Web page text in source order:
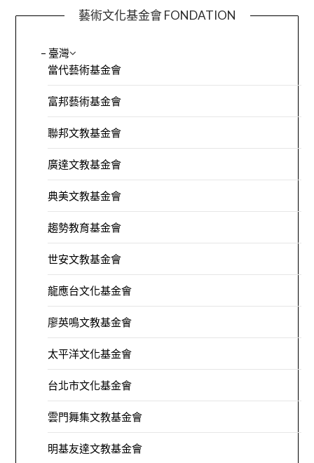
藝術文化基金會 FONDATION
– 臺灣
當代藝術基金會
富邦藝術基金會
聯邦文教基金會
廣達文教基金會
典美文教基金會
趨勢教育基金會
世安文教基金會
龍應台文化基金會
廖英鳴文教基金會
太平洋文化基金會
台北市文化基金會
雲門舞集文教基金會
明基友達文教基金會